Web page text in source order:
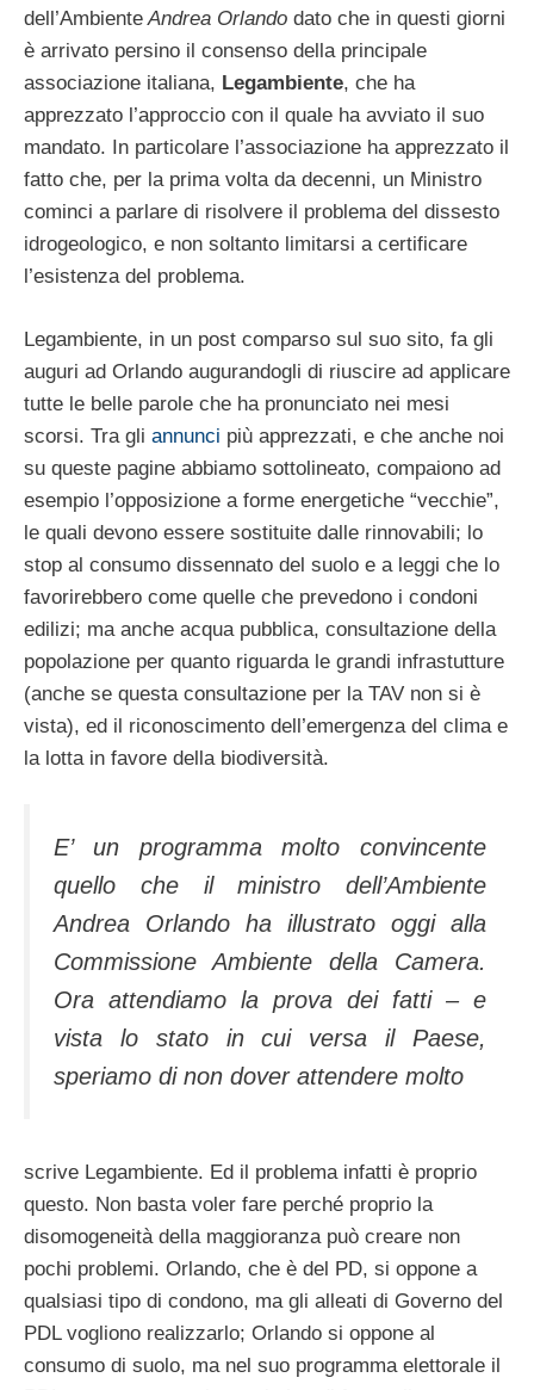
dell’AmbienteAndrea Orlando dato che in questi giorni
è arrivato persino il consenso della principale
associazione italiana, Legambiente, che ha
apprezzato l’approccio con il quale ha avviato il suo
mandato. In particolare l’associazione ha apprezzato il
fatto che, per la prima volta da decenni, un Ministro
cominci a parlare di risolvere il problema del dissesto
idrogeologico, e non soltanto limitarsi a certificare
l’esistenza del problema.
Legambiente, in un post comparso sul suo sito, fa gli
auguri ad Orlando augurandogli di riuscire ad applicare
tutte le belle parole che ha pronunciato nei mesi
scorsi. Tra gli annunci più apprezzati, e che anche noi
su queste pagine abbiamo sottolineato, compaiono ad
esempio l’opposizione a forme energetiche “vecchie”,
le quali devono essere sostituite dalle rinnovabili; lo
stop al consumo dissennato del suolo e a leggi che lo
favorirebbero come quelle che prevedono i condoni
edilizi; ma anche acqua pubblica, consultazione della
popolazione per quanto riguarda le grandi infrastutture
(anche se questa consultazione per la TAV non si è
vista), ed il riconoscimento dell’emergenza del clima e
la lotta in favore della biodiversità.
E’ un programma molto convincente
quello che il ministro dell’Ambiente
Andrea Orlando ha illustrato oggi alla
Commissione Ambiente della Camera.
Ora attendiamo la prova dei fatti – e
vista lo stato in cui versa il Paese,
speriamo di non dover attendere molto
scrive Legambiente. Ed il problema infatti è proprio
questo. Non basta voler fare perché proprio la
disomogeneità della maggioranza può creare non
pochi problemi. Orlando, che è del PD, si oppone a
qualsiasi tipo di condono, ma gli alleati di Governo del
PDL vogliono realizzarlo; Orlando si oppone al
consumo di suolo, ma nel suo programma elettorale il